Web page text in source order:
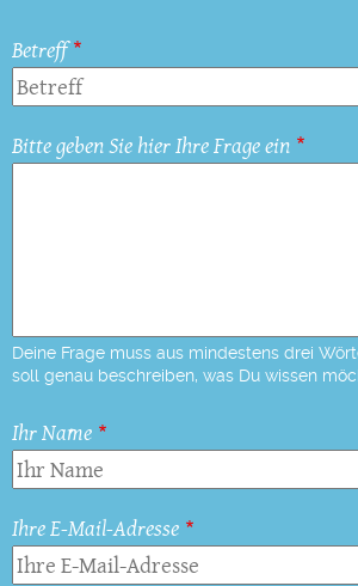
Betreff
Bitte geben Sie hier Ihre Frage ein
Deine Frage muss aus mindestens drei
soll genau beschreiben, was Du wissen
Ihr Name
Ihre E-Mail-Adresse